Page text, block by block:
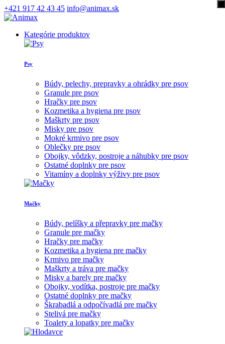
+421 917 42 43 45 info@animax.sk
Kategórie produktov
Psy
Búdy, pelechy, prepravky a ohrádky pre psov
Granule pre psov
Hračky pre psov
Kozmetika a hygiena pre psov
Maškrty pre psov
Misky pre psov
Mokré krmivo pre psov
Oblečky pre psov
Obojky, vôdzky, postroje a náhubky pre psov
Ostatné doplnky pre psov
Vitamíny a doplnky výživy pre psov
Mačky
Búdy, pelíšky a přepravky pre mačky
Granule pre mačky
Hračky pre mačky
Kozmetika a hygiena pre mačky
Krmivo pre mačky
Maškrty a tráva pre mačky
Misky a barely pre mačky
Obojky, vodítka, postroje pre mačky
Ostatné doplnky pre mačky
Škrabadlá a odpočívadlá pre mačky
Stelivá pre mačky
Toalety a lopatky pre mačky